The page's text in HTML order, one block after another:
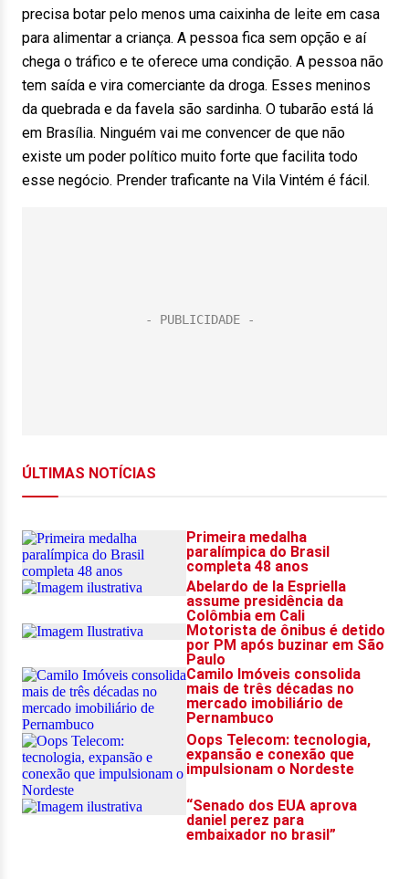
precisa botar pelo menos uma caixinha de leite em casa
para alimentar a criança. A pessoa fica sem opção e aí
chega o tráfico e te oferece uma condição. A pessoa não
tem saída e vira comerciante da droga. Esses meninos
da quebrada e da favela são sardinha. O tubarão está lá
em Brasília. Ninguém vai me convencer de que não
existe um poder político muito forte que facilita todo
esse negócio. Prender traficante na Vila Vintém é fácil.